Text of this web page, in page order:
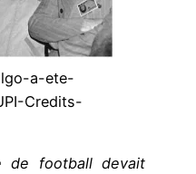
a-ete-
Credits-
de football devait